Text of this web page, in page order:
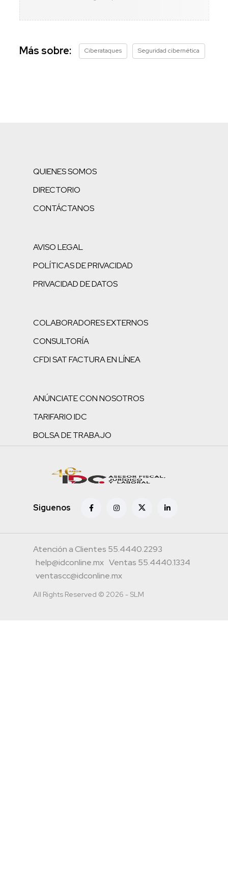
Más sobre: Ciberataques Seguridad cibernética
QUIENES SOMOS
DIRECTORIO
CONTÁCTANOS
AVISO LEGAL
POLÍTICAS DE PRIVACIDAD
PRIVACIDAD DE DATOS
COLABORADORES EXTERNOS
CONSULTORÍA
CFDI SAT FACTURA EN LÍNEA
ANÚNCIATE CON NOSOTROS
TARIFARIO IDC
BOLSA DE TRABAJO
Siguenos
Atención a Clientes 55.4440.2293
help@idconline.mx Ventas 55.4440.1334
ventascc@idconline.mx
All Rights Reserved © 2026 - SLM